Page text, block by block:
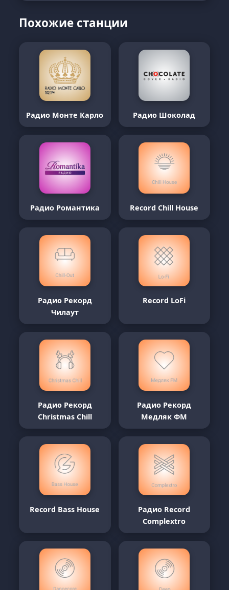
Похожие станции
Радио Монте Карло Радио Шоколад
Радио Романтика Record Chill House
Радио Рекорд
Чилаут
Record LoFi
Радио Рекорд
Christmas Chill
Радио Рекорд
Медляк ФМ
Record Bass House
Радио Record
Complextro